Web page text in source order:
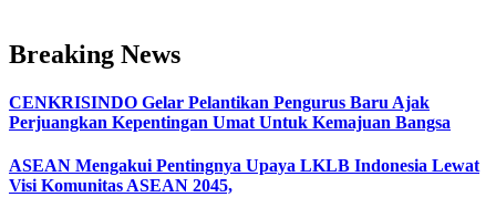
Breaking News
CENKRISINDO Gelar Pelantikan Pengurus Baru Ajak
Perjuangkan Kepentingan Umat Untuk Kemajuan Bangsa
ASEAN Mengakui Pentingnya Upaya LKLB Indonesia Lewat
Visi Komunitas ASEAN 2045,